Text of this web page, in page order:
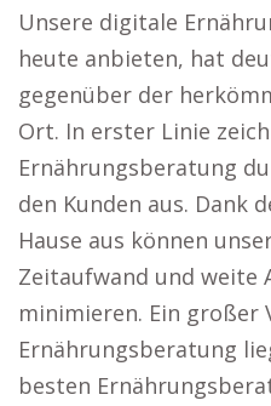
Unsere digitale
heute anbieten, hat
gegenüber der
Ort. In erster Linie
Ernährungsberatung
den Kunden aus. Dank
Hause aus können
Zeitaufwand und weite
minimieren. Ein
Ernährungsberatung
besten